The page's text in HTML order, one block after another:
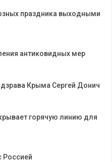
праздника выходными
антиковидных мер
Крыма Сергей Донич
горячую линию для
Россией